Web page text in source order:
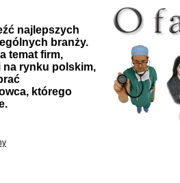
najlepszych
branży.
temat firm,
na rynku polskim,
którego